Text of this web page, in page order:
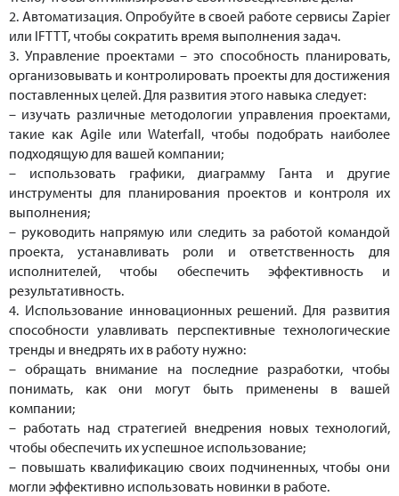
2. Автоматизация. Опробуйте в своей работе сервисы Zapier
или IFTTT, чтобы сократить время выполнения задач.
3. Управление проектами – это способность планировать,
организовывать и контролировать проекты для достижения
поставленных целей. Для развития этого навыка следует:
– изучать различные методологии управления проектами,
такие как Agile или Waterfall, чтобы подобрать наиболее
подходящую для вашей компании;
– использовать графики, диаграмму Ганта и другие
инструменты для планирования проектов и контроля их
выполнения;
– руководить напрямую или следить за работой командой
проекта, устанавливать роли и ответственность для
исполнителей, чтобы обеспечить эффективность и
результативность.
4. Использование инновационных решений. Для развития
способности улавливать перспективные технологические
тренды и внедрять их в работу нужно:
– обращать внимание на последние разработки, чтобы
понимать, как они могут быть применены в вашей
компании;
– работать над стратегией внедрения новых технологий,
чтобы обеспечить их успешное использование;
– повышать квалификацию своих подчиненных, чтобы они
могли эффективно использовать новинки в работе.